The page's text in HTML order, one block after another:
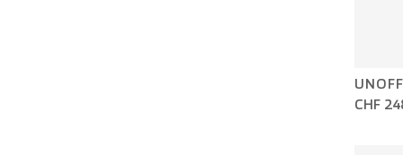
CHF